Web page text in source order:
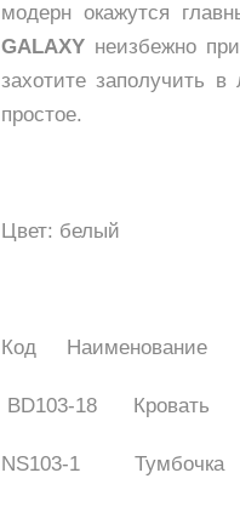
модерн окажутся
GALAXY неизбежно
захотите заполучить
простое.
Цвет: белый
Код Наименование
BD103-18 Кровать
NS103-1 Тумбочка